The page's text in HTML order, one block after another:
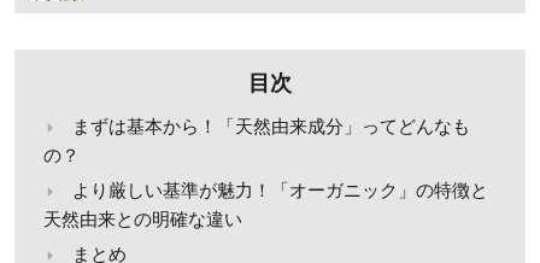
目次
まずは基本から！「天然由来成分」ってどんなも
の？
より厳しい基準が魅力！「オーガニック」の特徴と
天然由来との明確な違い
まとめ